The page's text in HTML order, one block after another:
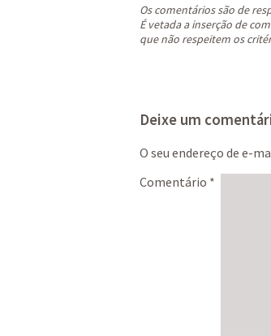
Os comentários são de
É vetada a inserção de
que não respeitem os
Deixe um
O seu endereço de e-
Comentário *